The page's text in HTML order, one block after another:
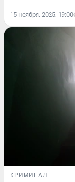
15 ноября, 2025, 19:00
КРИМИНАЛ